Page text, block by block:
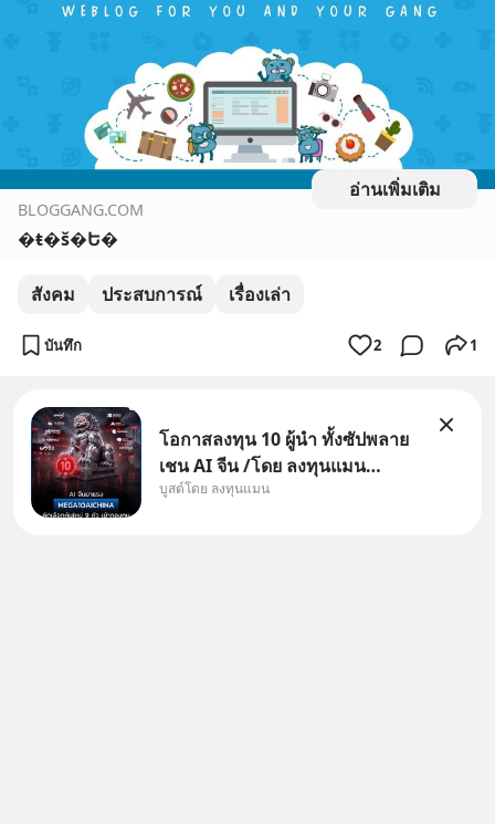
อ่านเพิ่มเติม
BLOGGANG.COM
�ŧ�š�Ե�
สังคม ประสบการณ์ เรื่องเล่า
บันทึก 2 1
โอกาสลงทุน 10 ผู้นำ ทั้งซัปพลาย
เชน AI จีน /โดย ลงทุนแมน
✅ลงทุนตรง คัด 10 ผู้นำเน้น ๆ ใน
บูสต์โดย ลงทุนแมน